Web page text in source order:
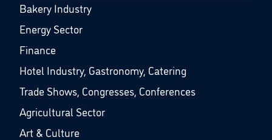
Bakery Industry
Energy Sector
Finance
Hotel Industry, Gastronomy, Catering
Trade Shows, Congresses, Conferences
Agricultural Sector
Art & Culture